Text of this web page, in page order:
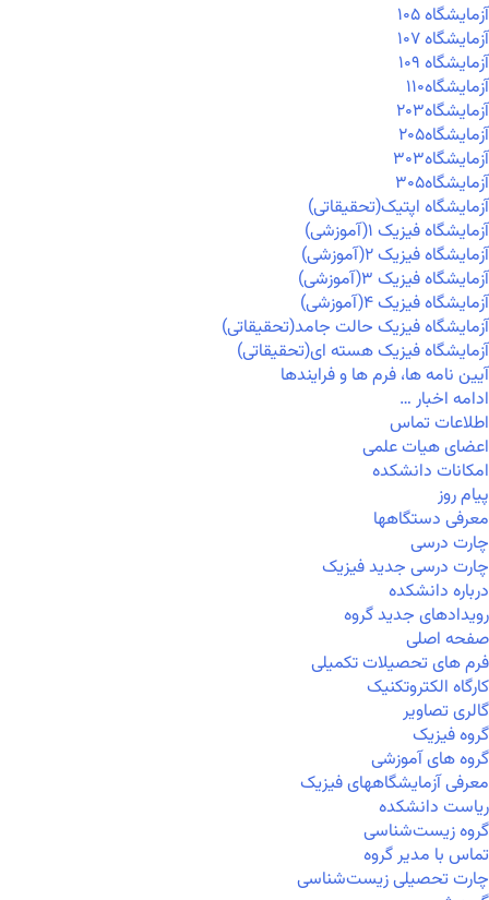
آزمايشگاه ۱۰۵
آزمايشگاه ۱۰۷
آزمايشگاه ۱۰۹
آزمايشگاه۱۱۰
آزمايشگاه۲۰۳
آزمايشگاه۲۰۵
آزمايشگاه۳۰۳
آزمايشگاه۳۰۵
آزمایشگاه اپتیک(تحقیقاتی)
آزمایشگاه فیزیک ۱(آموزشی)
آزمایشگاه فیزیک ۲(آموزشی)
آزمایشگاه فیزیک ۳(آموزشی)
آزمایشگاه فیزیک ۴(آموزشی)
آزمایشگاه فیزیک حالت جامد(تحقیقاتی)
آزمایشگاه فیزیک هسته ای(تحقیقاتی)
آیین نامه ها، فرم ها و فرایندها
ادامه اخبار …
اطلاعات تماس
اعضای هیات علمی
امکانات دانشکده
پیام روز
معرفی دستگاهها
چارت درسی
چارت درسی جدید فیزیک
درباره دانشکده
رویدادهای جدید گروه
صفحه اصلی
فرم های تحصیلات تکمیلی
کارگاه الکتروتکنیک
گالری تصاویر
گروه فیزیک
گروه های آموزشی
معرفی آزمایشگاههای فیزیک
ریاست دانشکده
گروه زیست‌شناسی
تماس با مدیر گروه
چارت تحصیلی زیست‌شناسی